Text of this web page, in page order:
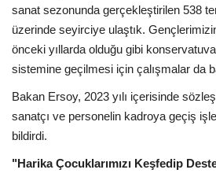
sanat sezonunda gerçekleştirilen 538
üzerinde seyirciye ulaştık.
önceki yıllarda olduğu gibi
sistemine geçilmesi için çalışmalar da
Bakan Ersoy, 2023 yılı içerisinde
sanatçı ve personelin kadroya geçiş
bildirdi.
"Harika Çocuklarımızı Keşfedip